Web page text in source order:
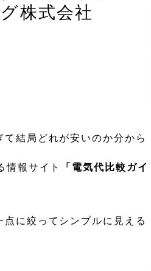
株式会社
結局どれが安いのか分から
情報サイト
「電気代比較ガイ
に絞ってシンプルに見える